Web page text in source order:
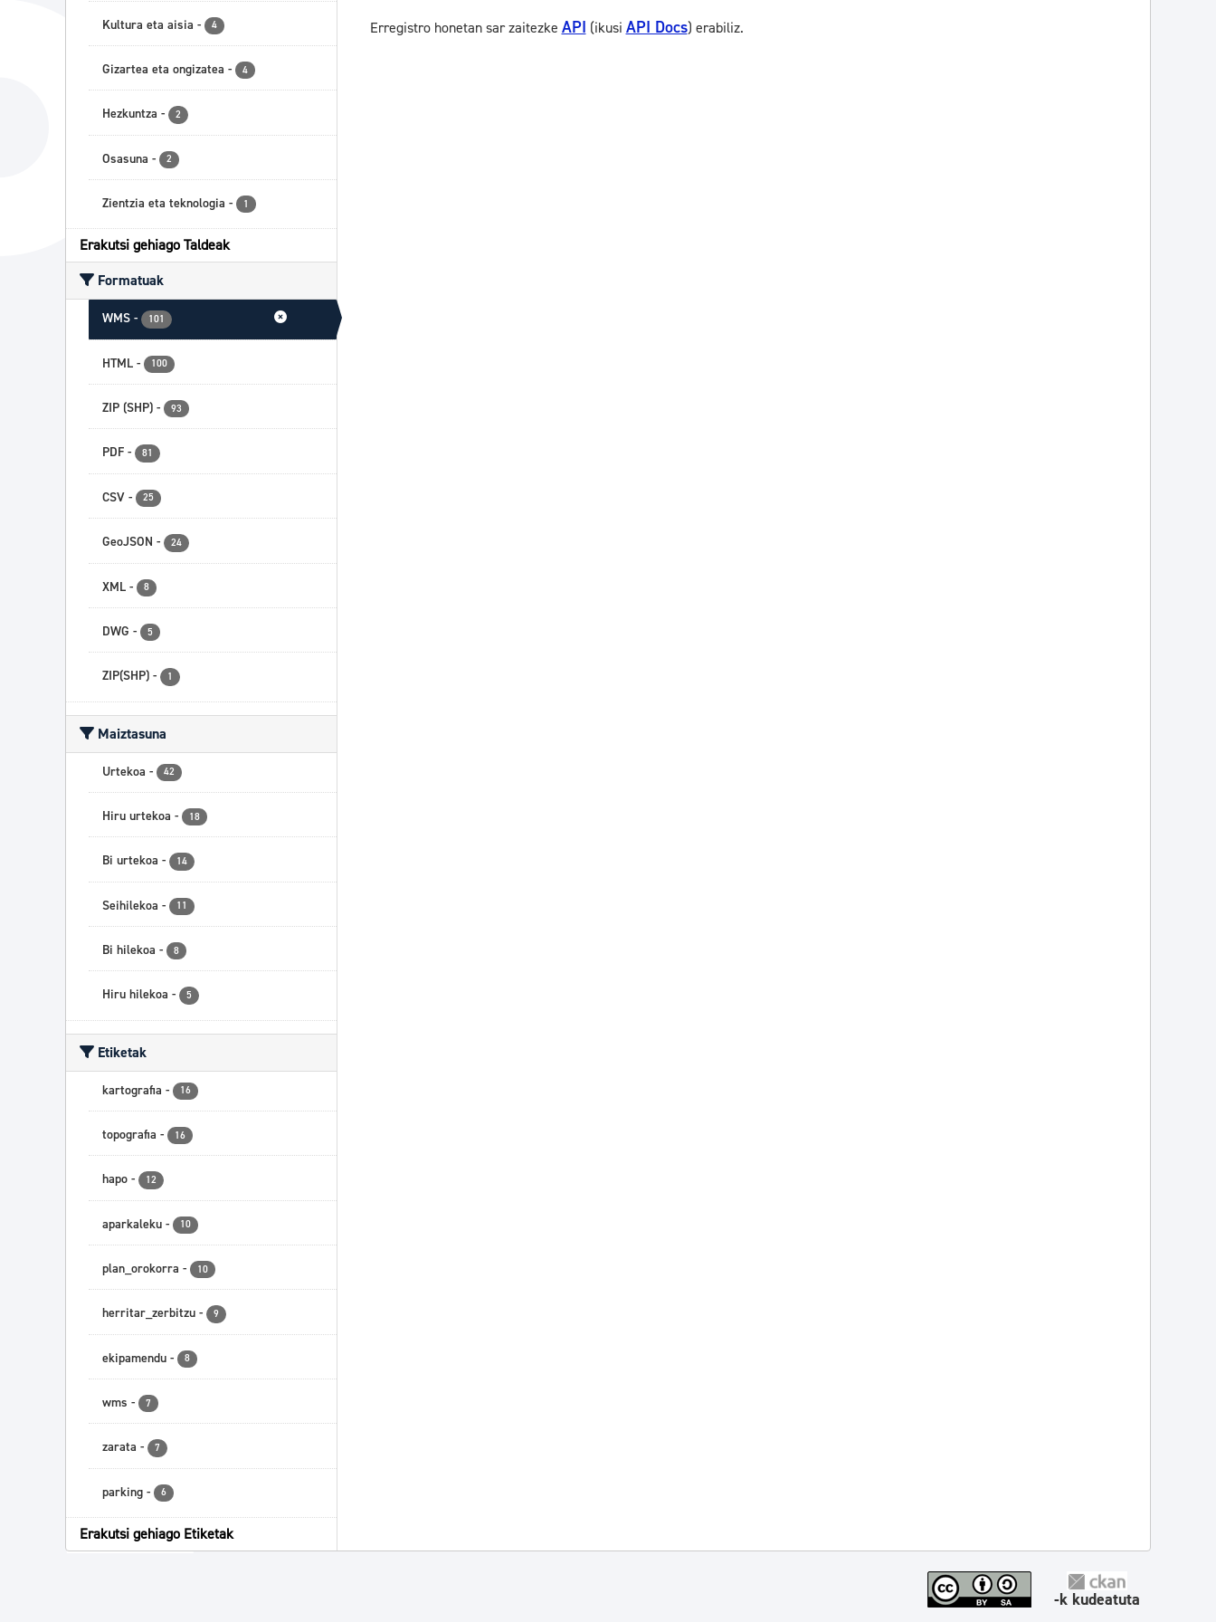
Kultura eta aisia - 4
Gizartea eta ongizatea - 4
Hezkuntza - 2
Osasuna - 2
Zientzia eta teknologia - 1
Erakutsi gehiago Taldeak
Formatuak
WMS - 101
HTML - 100
ZIP (SHP) - 93
PDF - 81
CSV - 25
GeoJSON - 24
XML - 8
DWG - 5
ZIP(SHP) - 1
Maiztasuna
Urtekoa - 42
Hiru urtekoa - 18
Bi urtekoa - 14
Seihilekoa - 11
Bi hilekoa - 8
Hiru hilekoa - 5
Etiketak
kartografia - 16
topografia - 16
hapo - 12
aparkaleku - 10
plan_orokorra - 10
herritar_zerbitzu - 9
ekipamendu - 8
wms - 7
zarata - 7
parking - 6
Erakutsi gehiago Etiketak
Erregistro honetan sar zaitezke API (ikusi API Docs) erabiliz.
-k kudeatuta